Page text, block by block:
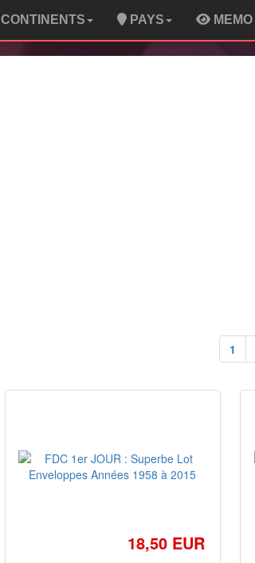
CONTINENTS PAYS MEMO
1
18,50 EUR